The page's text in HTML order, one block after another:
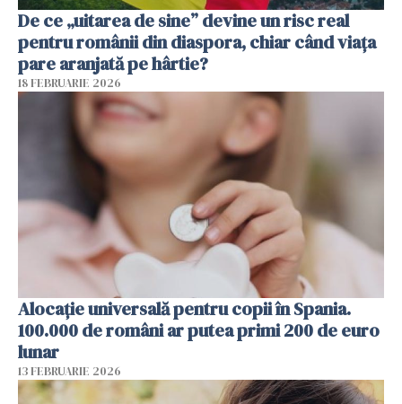
De ce „uitarea de sine” devine un risc real
pentru românii din diaspora, chiar când viața
pare aranjată pe hârtie?
18 FEBRUARIE 2026
Alocație universală pentru copii în Spania.
100.000 de români ar putea primi 200 de euro
lunar
13 FEBRUARIE 2026